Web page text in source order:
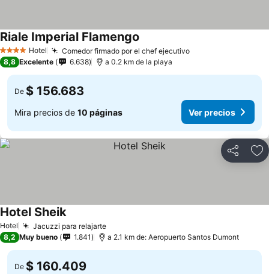
4 EstrellasHotel Comedor firmado por el chef ejecutivo
Riale Imperial Flamengo
8,8 Excelente 6.638 a 0.2 km de la playa
De $ 156.683
Mira precios de 10 páginas Ver precios
Compartir
Hotel Jacuzzi para relajarte
Hotel Sheik
8,2 Muy bueno 1.841 a 2.1 km de: Aeropuerto Santos Dumont
De $ 160.409